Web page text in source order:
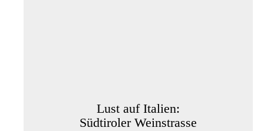
Lust auf Italien:
Südtiroler Weinstrasse